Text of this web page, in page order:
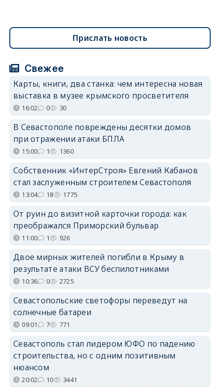
Прислать новость
Свежее
Карты, книги, два станка: чем интересна новая
выставка в музее крымского просветителя
16:02 0 30
В Севастополе повреждены десятки домов
при отражении атаки БПЛА
15:00 1 1360
Собственник «ИнтерСтроя» Евгений Кабанов
стал заслуженным строителем Севастополя
13:04 18 1775
От руин до визитной карточки города: как
преображался Приморский бульвар
11:00 1 926
Двое мирных жителей погибли в Крыму в
результате атаки ВСУ беспилотниками
10:36 0 2725
Севастопольские светофоры переведут на
солнечные батареи
09:01 7 771
Севастополь стал лидером ЮФО по падению
строительства, но с одним позитивным
нюансом
20:02 10 3441